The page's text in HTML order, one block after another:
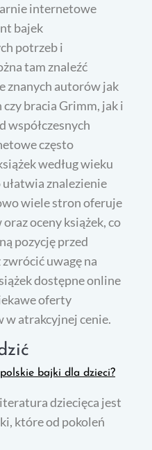
internetowe
bajek
potrzeb i
tam znaleźć
znanych autorów jak
bracia Grimm, jak i
współczesnych
często
według wieku
znalezienie
wiele stron oferuje
oceny książek, co
pozycję przed
uwagę na
dostępne online
oferty
w atrakcyjnej cenie.
bajki dla dzieci?
dziecięca jest
które od pokoleń